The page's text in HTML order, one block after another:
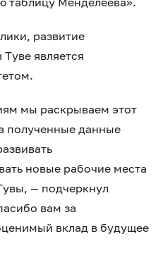
развитие
Туве является
мы раскрываем этот
полученные данные
новые рабочие места
— подчеркнул
вам за
вклад в будущее